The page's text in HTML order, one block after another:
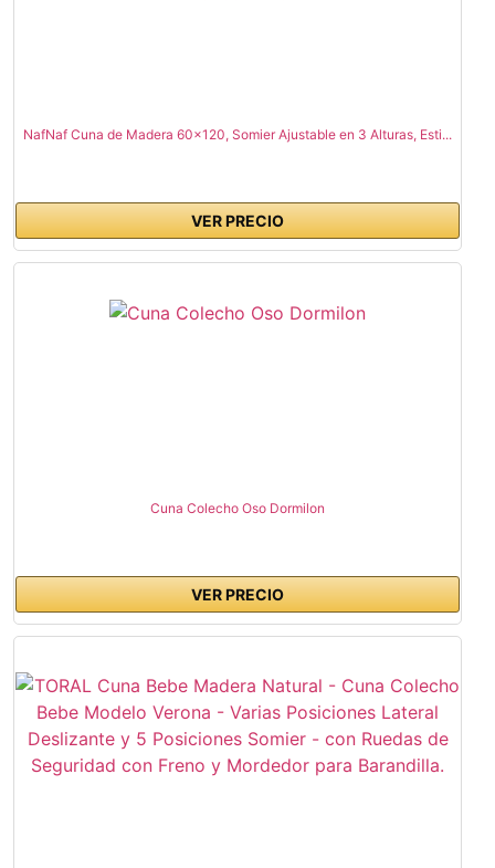
NafNaf Cuna de Madera 60x120, Somier Ajustable en 3 Alturas, Esti...
VER PRECIO
Cuna Colecho Oso Dormilon
VER PRECIO